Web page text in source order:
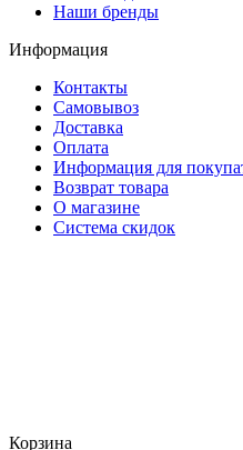
Наши бренды
Информация
Контакты
Самовывоз
Доставка
Оплата
Информация для
Возврат товара
О магазине
Система скидок
Корзина